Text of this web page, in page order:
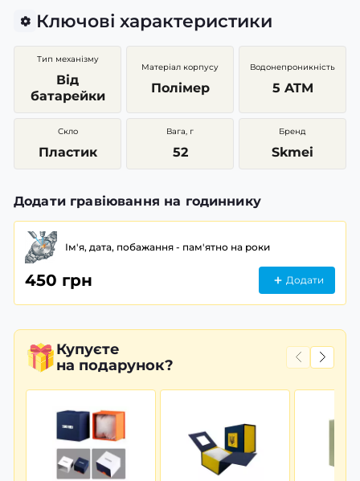
Ключові характеристики
Тип механізму
Від
батарейки
Матеріал корпусу
Полімер
Водонепроникність
5 ATM
Скло
Пластик
Вага, г
52
Бренд
Skmei
Додати гравіювання на годиннику
Ім'я, дата, побажання - пам'ятно на роки
450 грн Додати
Купуєте
на подарунок?